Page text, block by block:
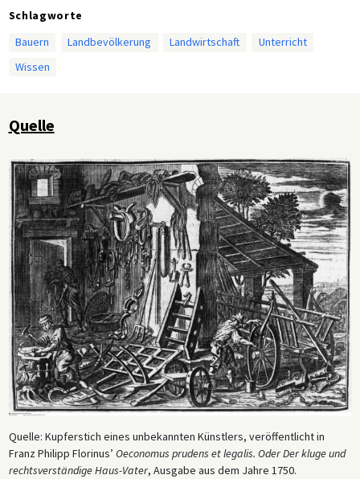
Schlagworte
Bauern
Landbevölkerung Landwirtschaft
Unterricht
Wissen
Quelle
Quelle: Kupferstich eines unbekannten Künstlers, veröffentlicht in
Franz Philipp Florinus’ Oeconomus prudens et legalis. Oder Der kluge und
rechtsverständige Haus-Vater, Ausgabe aus dem Jahre 1750.